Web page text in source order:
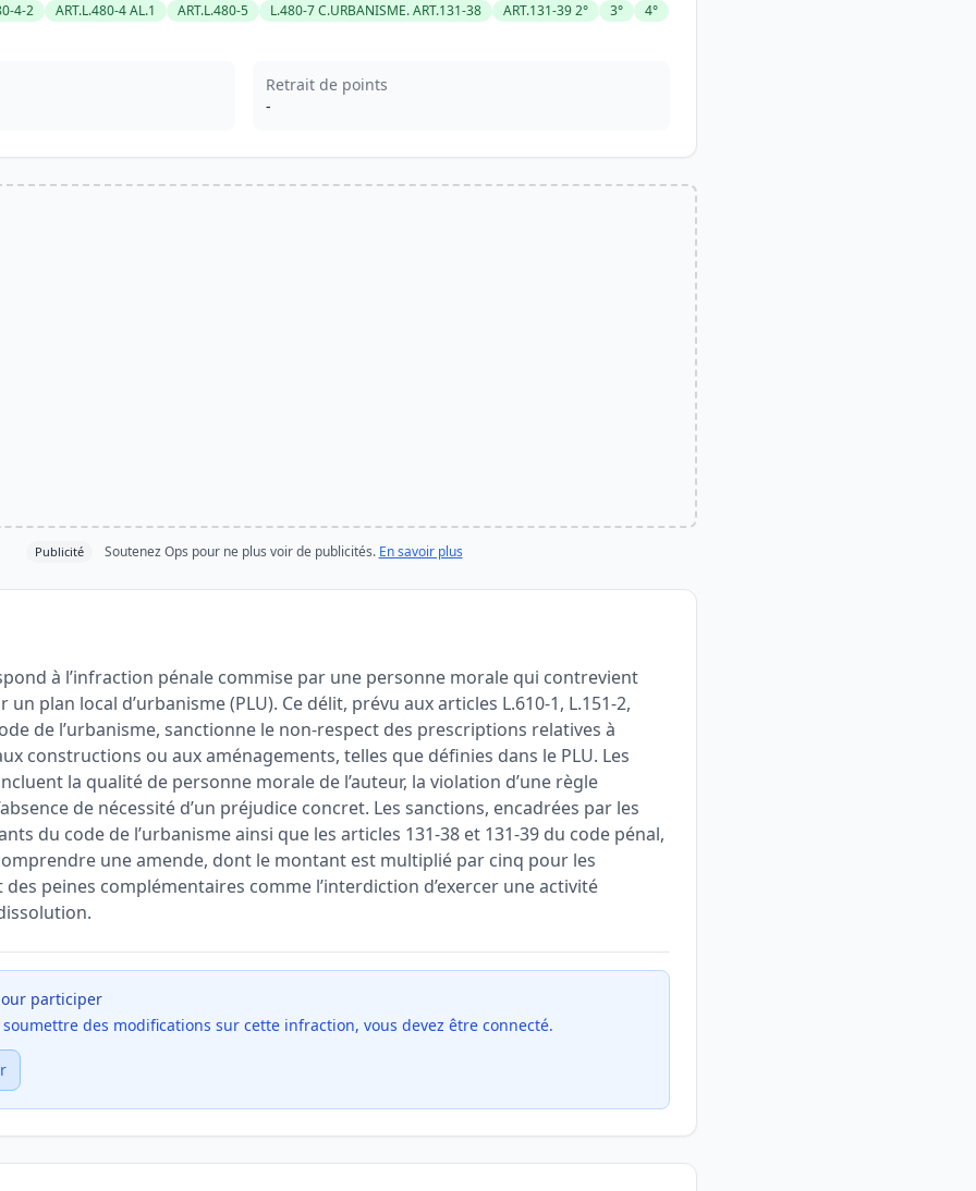
4-2 ART.L.480-4 AL.1 ART.L.480-5 L.480-7 C.URBANISME. ART.131-38 ART.131-39 2° 3°
4°
Retrait de points
-
Publicité Soutenez Ops pour ne plus voir de publicités. En savoir plus
à l’infraction pénale commise par une personne morale qui contrevient
plan local d’urbanisme (PLU). Ce délit, prévu aux articles L.610-1, L.151-2,
de l’urbanisme, sanctionne le non-respect des prescriptions relatives à
constructions ou aux aménagements, telles que définies dans le PLU. Les
la qualité de personne morale de l’auteur, la violation d’une règle
de nécessité d’un préjudice concret. Les sanctions, encadrées par les
du code de l’urbanisme ainsi que les articles 131-38 et 131-39 du code pénal,
une amende, dont le montant est multiplié par cinq pour les
peines complémentaires comme l’interdiction d’exercer une activité
participer
soumettre des modifications sur cette infraction, vous devez être connecté.